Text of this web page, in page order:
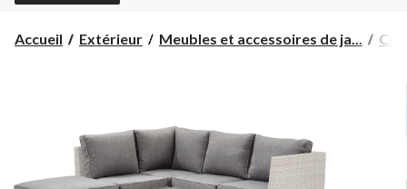
Accueil Extérieur Meubles et accessoires de ja...